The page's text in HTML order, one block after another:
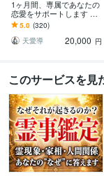
1ヶ月間、専属であなたの
恋愛をサポートします 思
念伝達・鑑定・相談し放
題・お得な定額プランで
ございます。
5.0 (320)
天愛導
20,000 円
このサービスを見